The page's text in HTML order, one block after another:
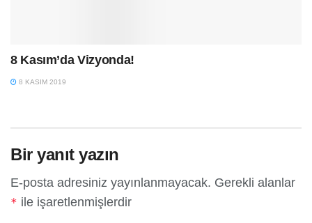
8 Kasım’da Vizyonda!
8 KASIM 2019
Bir yanıt yazın
E-posta adresiniz yayınlanmayacak. Gerekli alanlar
* ile işaretlenmişlerdir